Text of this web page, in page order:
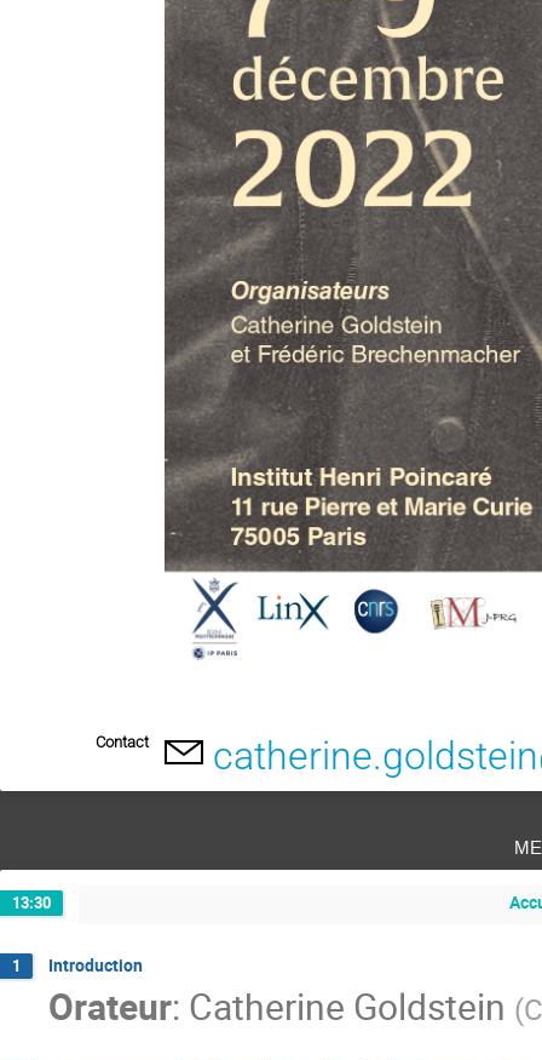
Contact
13:30
1 Introduction
Orateur: Catherine Goldstein (